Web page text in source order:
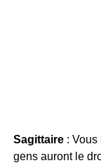
Sagittaire: Vous
gens auront le